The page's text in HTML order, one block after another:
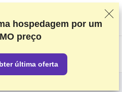
base em testes e pesquisas
consideração seu feedback e
Esta página contém links
US$
hospedagem por um
preço
última oferta